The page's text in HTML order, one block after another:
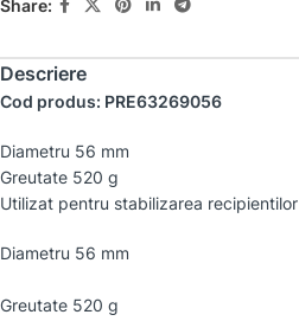
Share:
Descriere
Cod produs: PRE63269056
Diametru 56 mm
Greutate 520 g
Utilizat pentru stabilizarea recipientilor
Diametru 56 mm
Greutate 520 g